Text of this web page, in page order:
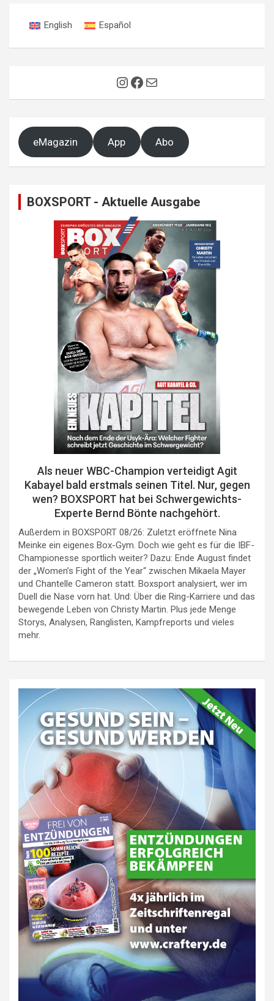
English Español
Instagram
Facebook
E-Mail
eMagazin App Abo
BOXSPORT - Aktuelle Ausgabe
Als neuer WBC-Champion verteidigt Agit
Kabayel bald erstmals seinen Titel. Nur, gegen
wen? BOXSPORT hat bei Schwergewichts-
Experte Bernd Bönte nachgehört.
Außerdem in BOXSPORT 08/26: Zuletzt eröffnete Nina
Meinke ein eigenes Box-Gym. Doch wie geht es für die IBF-
Championesse sportlich weiter? Dazu: Ende August findet
der „Women’s Fight of the Year“ zwischen Mikaela Mayer
und Chantelle Cameron statt. Boxsport analysiert, wer im
Duell die Nase vorn hat. Und: Über die Ring-Karriere und das
bewegende Leben von Christy Martin. Plus jede Menge
Storys, Analysen, Ranglisten, Kampfreports und vieles
mehr.